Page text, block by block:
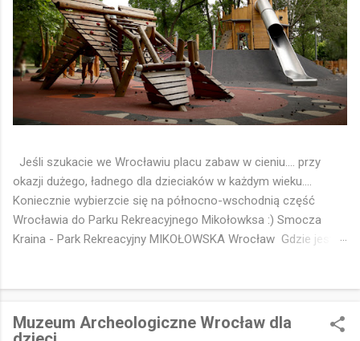
Jeśli szukacie we Wrocławiu placu zabaw w cieniu.... przy
okazji dużego, ładnego dla dzieciaków w każdym wieku....
Koniecznie wybierzcie się na północno-wschodnią część
Wrocławia do Parku Rekreacyjnego Mikołowksa :) Smocza
Kraina - Park Rekreacyjny MIKOŁOWSKA Wrocław Gdzie jest
Strachocin Swojszyce Wojnów 🤔😁 Idealny 👌 Drewniany, w
cieniu drzew Parku Rekreacyjnego Mikołowska 🌳 Z tematyka
Muzeum Archeologiczne Wrocław dla